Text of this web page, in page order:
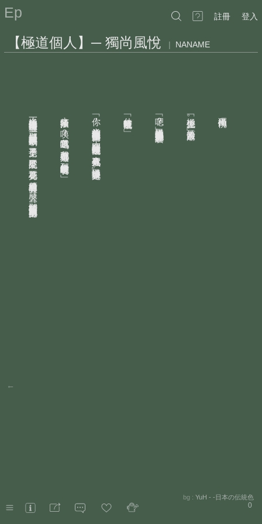
Ep 註冊 登入
【極道個人】─ 獨尚風悅 | NANAME
。
﹂笨帝一臉嚴肅
。
？
﹂極道先生轉過身聽聽他要說什麼
。
？
！
半刻前你才吃完兩個雞腿便當
！
還問我什麼時候吃晚飯
，
真真被你氣死
！
﹂極道轉過身就走
。
？
我吃過了嗎
？
我怎麼都不知道
？
那什麼時候吃早餐啊
？
，
那裡已經一片荒蕪半根草不剩；房子不見了
，
庭院不見了
，
梅花不見了
，
曾經有過的笑聲
那些打鬥砍殺留下來的痕跡都不見了
。
←
bg : YuH - -日本の伝統色
0